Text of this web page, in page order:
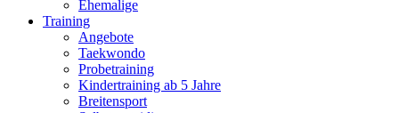
Ehemalige
Training
Angebote
Taekwondo
Probetraining
Kindertraining ab 5 Jahre
Breitensport